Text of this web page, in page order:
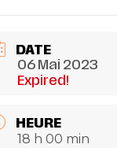
DATE
06 Mai 2023
Expired!
HEURE
18 h 00 min